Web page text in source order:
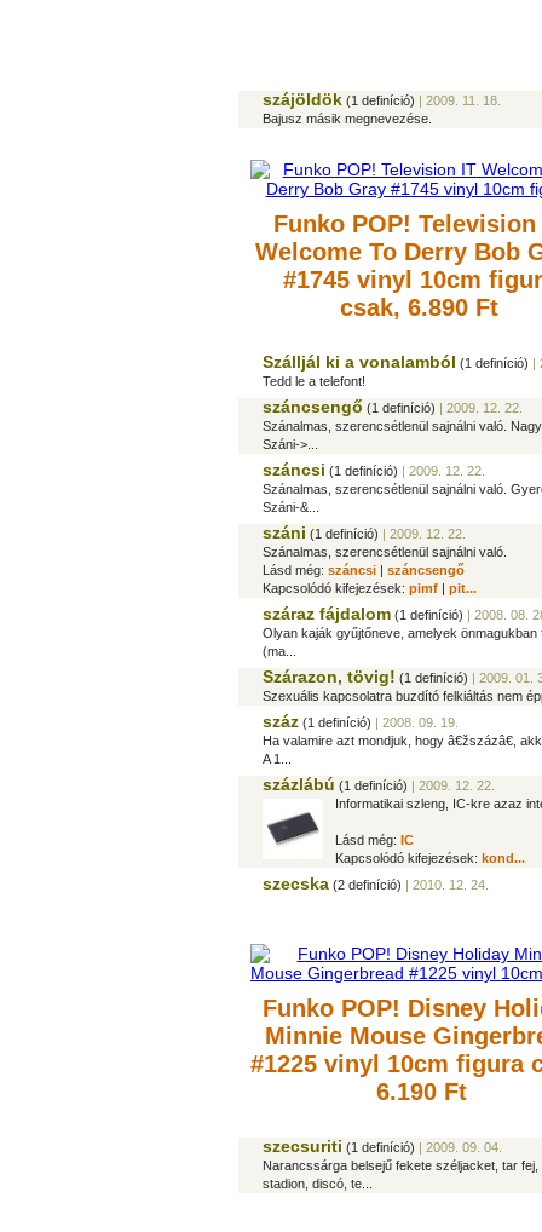
szájöldök (1 definíció) | 2009. 11. 18.
Bajusz másik megnevezése.
Funko POP! Television
Welcome To Derry Bob
#1745 vinyl 10cm
csak, 6.890 Ft
Szálljál ki a vonalamból (1 definíció) |
Tedd le a telefont!
száncsengő (1 definíció) | 2009. 12. 22.
Szánalmas, szerencsétlenül sajnálni való.
Száni->...
száncsi (1 definíció) | 2009. 12. 22.
Szánalmas, szerencsétlenül sajnálni való.
Száni-&...
száni (1 definíció) | 2009. 12. 22.
Szánalmas, szerencsétlenül sajnálni való.
Lásd még: száncsi | száncsengő
Kapcsolódó kifejezések: pimf | pit...
száraz fájdalom (1 definíció) | 2008. 08.
Olyan kaják gyűjtőneve, amelyek
(ma...
Szárazon, tövig! (1 definíció) | 2009. 01.
Szexuális kapcsolatra buzdító felkiáltás nem
száz (1 definíció) | 2008. 09. 19.
Ha valamire azt mondjuk, hogy â€žszázâ€,
A 1...
százlábú (1 definíció) | 2009. 12. 22.
Informatikai szleng, IC-kre azaz
Lásd még: IC
Kapcsolódó kifejezések: kond...
szecska (2 definíció) | 2010. 12. 24.
Funko POP! Disney
Minnie Mouse
#1225 vinyl 10cm figura
6.190 Ft
szecsuriti (1 definíció) | 2009. 09. 04.
Narancssárga belsejű fekete széljacket, tar
stadion, discó, te...